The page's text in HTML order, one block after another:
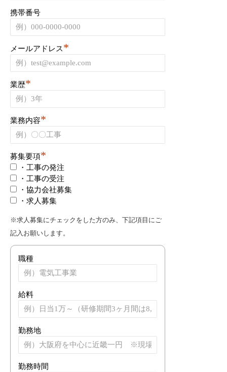
携帯番号
メールアドレス*
業歴*
業務内容*
募集要項*
・工事の発注
・工事の受注
・協力会社募集
・求人募集
※求人募集にチェックをした方のみ、下記項目にご
記入お願いします。
職種
給料
勤務地
勤務時間